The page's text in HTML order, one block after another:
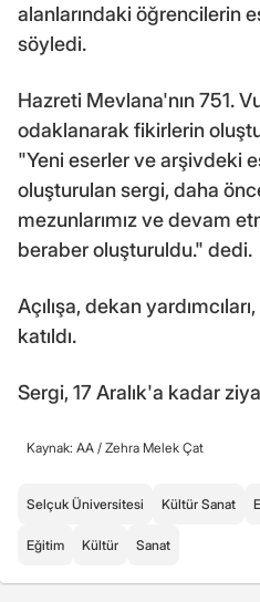
alanlarındaki öğrencilerin
söyledi.
Hazreti Mevlana'nın 751.
odaklanarak fikirlerin
"Yeni eserler ve arşivdeki
oluşturulan sergi, daha
mezunlarımız ve devam
beraber oluşturuldu." dedi.
Açılışa, dekan
katıldı.
Sergi, 17 Aralık'a kadar
Kaynak: AA / Zehra Melek Çat
Selçuk Üniversitesi Kültür Sanat
Eğitim Kültür Sanat